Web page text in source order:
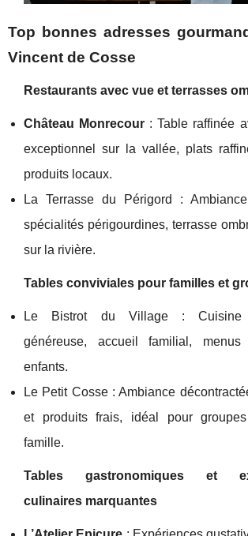
Top bonnes adresses
Vincent de Cosse
Restaurants avec vue et terrasses
Château Monrecour : Table raffinée
exceptionnel sur la vallée, plats
produits locaux.
La Terrasse du Périgord :
spécialités périgourdines, terrasse
sur la rivière.
Tables conviviales pour familles et
Le Bistrot du Village : Cuisine
généreuse, accueil familial,
enfants.
Le Petit Cosse : Ambiance
et produits frais, idéal pour
famille.
Tables gastronomiques et
culinaires marquantes